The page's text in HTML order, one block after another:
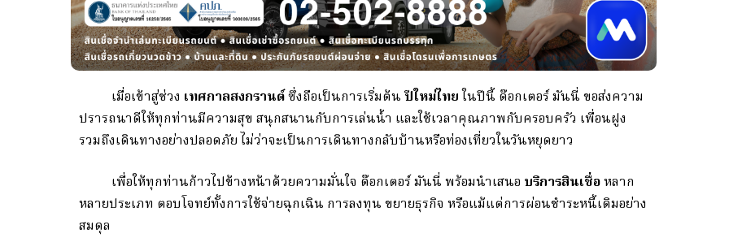
เมื่อเข้าสู่ช่วง เทศกาลสงกรานต์ซึ่งถือเป็นการเริ่มต้นปีใหม่ไทยในปีนี้ ด๊อกเตอร์ มันนี่ ขอส่งความ
ปรารถนาดีให้ทุกท่านมีความสุข สนุกสนานกับการเล่นน้ำ และใช้เวลาคุณภาพกับครอบครัว เพื่อนฝูง
รวมถึงเดินทางอย่างปลอดภัย ไม่ว่าจะเป็นการเดินทางกลับบ้านหรือท่องเที่ยวในวันหยุดยาว
เพื่อให้ทุกท่านก้าวไปข้างหน้าด้วยความมั่นใจ ด๊อกเตอร์ มันนี่ พร้อมนำเสนอ บริการสินเชื่อหลาก
หลายประเภท ตอบโจทย์ทั้งการใช้จ่ายฉุกเฉิน การลงทุน ขยายธุรกิจ หรือแม้แต่การผ่อนชำระหนี้เดิมอย่าง
สมดุล